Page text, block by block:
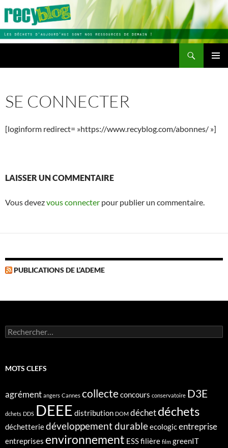
Aller
contenu
SE CONNECTER
[loginform redirect= »https://www.recyblog.com/abonnes/ »]
LAISSER UN COMMENTAIRE
Vous devezvous connecter pour publier un commentaire.
PUBLICATIONS DE L’ADEME
Rechercher :
MOTS CLEFS
agrément angers Cannes collecteconcours conservatoire D3E
dchets DDS DEEE distribution DOM déchetdéchets
déchetteriedéveloppement durableecologicentreprise
entreprises environnement ESSfilière film greenIT